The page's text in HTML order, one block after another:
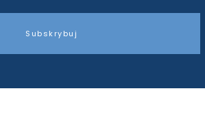
Subskrybuj